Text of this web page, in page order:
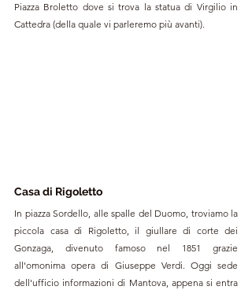
Piazza Broletto dove si trova la statua di Virgilio in
Cattedra (della quale vi parleremo più avanti).
Casa di Rigoletto
In piazza Sordello, alle spalle del Duomo, troviamo la
piccola casa di Rigoletto, il giullare di corte dei
Gonzaga, divenuto famoso nel 1851 grazie
all'omonima opera di Giuseppe Verdi. Oggi sede
dell'ufficio informazioni di Mantova, appena si entra